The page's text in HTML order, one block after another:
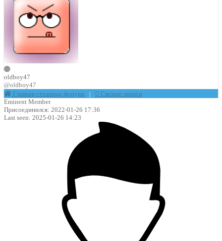
oldboy47
@oldboy47
Главная страница форума |
Свежие записи
Eminent Member
Присоединился: 2022-01-26 17:36
Last seen: 2025-01-26 14:23